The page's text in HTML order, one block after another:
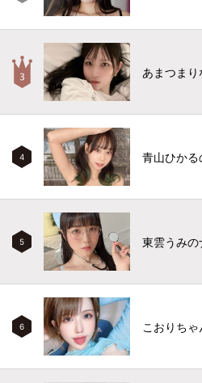
あまつま
4 青山ひかる
5 東雲うみの
6 こおりち